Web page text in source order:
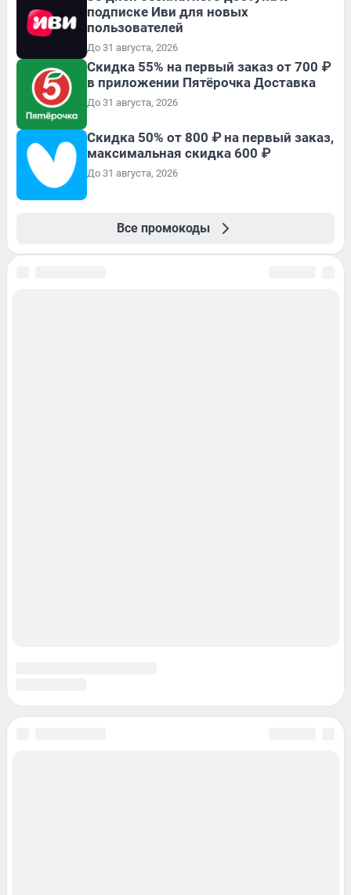
подписке Иви для новых
пользователей
До 31 августа, 2026
Скидка 55% на первый заказ от 700 ₽
в приложении Пятёрочка Доставка
До 31 августа, 2026
Скидка 50% от 800 ₽ на первый заказ,
максимальная скидка 600 ₽
До 31 августа, 2026
Все промокоды